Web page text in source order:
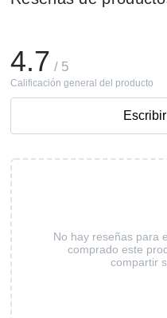
No hay reseñas para
comprado este
compartir
4.7 / 5
Calificación general del producto